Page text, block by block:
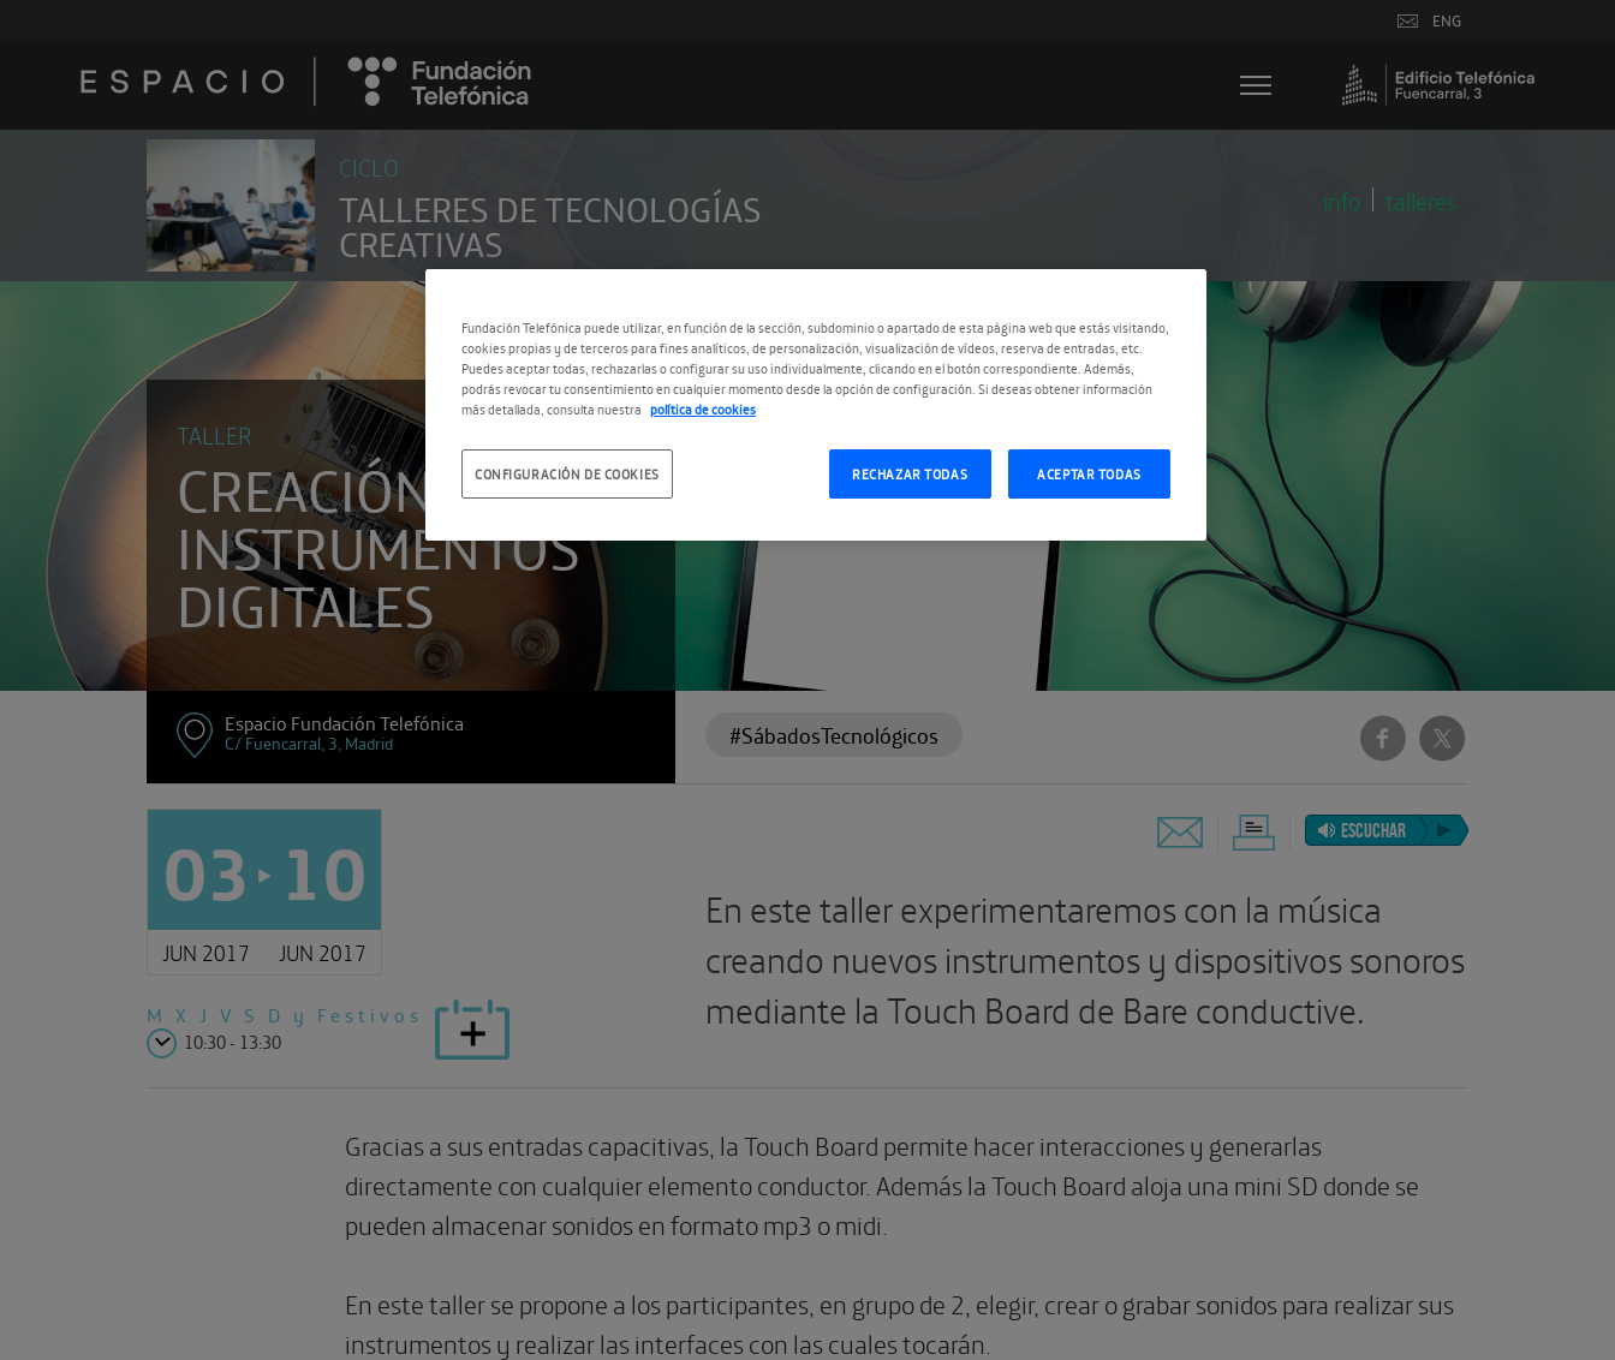
ENG
TALLER
CREACIÓN DE
INSTRUMENTOS
DIGITALES
CICLO
TALLERES DE TECNOLOGÍAS
CREATIVAS
info talleres
Espacio Fundación Telefónica
C/ Fuencarral, 3, Madrid #SábadosTecnológicos
03
JUN 2017
10
JUN 2017
M X J V S D y Festivos
10:30 - 13:30
ESCUCHAR
En este taller experimentaremos con la música
creando nuevos instrumentos y dispositivos sonoros
mediante la Touch Board de Bare conductive.
Gracias a sus entradas capacitivas, la Touch Board permite hacer interacciones y generarlas
directamente con cualquier elemento conductor. Además la Touch Board aloja una mini SD donde se
pueden almacenar sonidos en formato mp3 o midi.
En este taller se propone a los participantes, en grupo de 2, elegir, crear o grabar sonidos para realizar sus
instrumentos y realizar las interfaces con las cuales tocarán.
Fundación Telefónica puede utilizar, en función de la sección, subdominio o apartado de esta página web que estás visitando,
cookies propias y de terceros para fines analíticos, de personalización, visualización de vídeos, reserva de entradas, etc.
Puedes aceptar todas, rechazarlas o configurar su uso individualmente, clicando en el botón correspondiente. Además,
podrás revocar tu consentimiento en cualquier momento desde la opción de configuración. Si deseas obtener información
más detallada, consulta nuestra política de cookies
RECHAZAR TODAS ACEPTAR TODAS
CONFIGURACIÓN DE COOKIES